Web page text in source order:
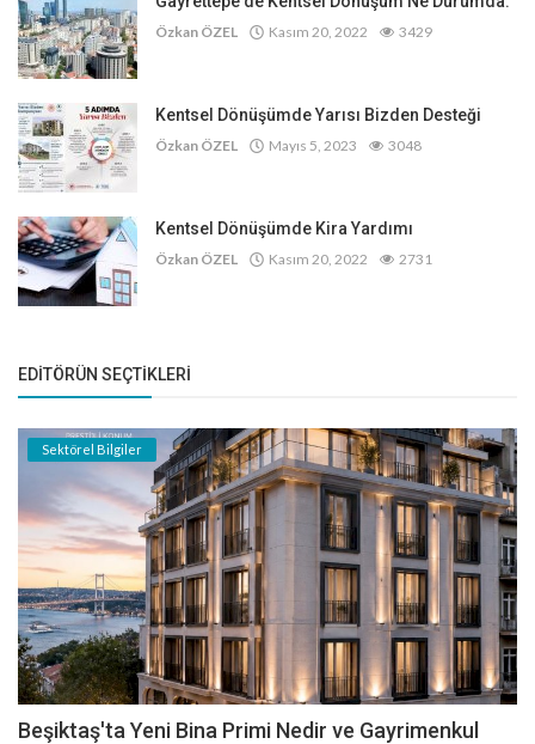
Özkan ÖZEL Kasım 20, 2022 3429
Kentsel Dönüşümde Yarısı Bizden Desteği
Özkan ÖZEL Mayıs 5, 2023 3048
Kentsel Dönüşümde Kira Yardımı
Özkan ÖZEL Kasım 20, 2022 2731
EDITÖRÜN SEÇTIKLERI
Sektörel Bilgiler
Beşiktaş'ta Yeni Bina Primi Nedir ve Gayrimenkul